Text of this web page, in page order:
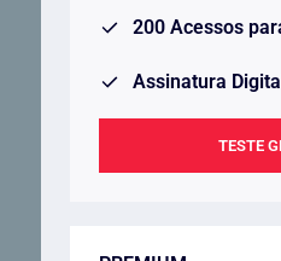
200 Acessos
Assinatura Digital
TESTE